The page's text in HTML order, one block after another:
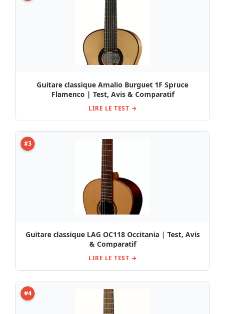
Guitare classique Amalio Burguet 1F Spruce
Flamenco | Test, Avis & Comparatif
LIRE LE TEST →
#3
Guitare classique LAG OC118 Occitania | Test, Avis
& Comparatif
LIRE LE TEST →
#4